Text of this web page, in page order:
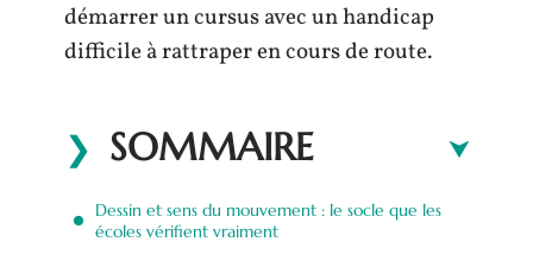
démarrer un cursus avec un handicap
difficile à rattraper en cours de route.
SOMMAIRE
Dessin et sens du mouvement : le socle que les
écoles vérifient vraiment